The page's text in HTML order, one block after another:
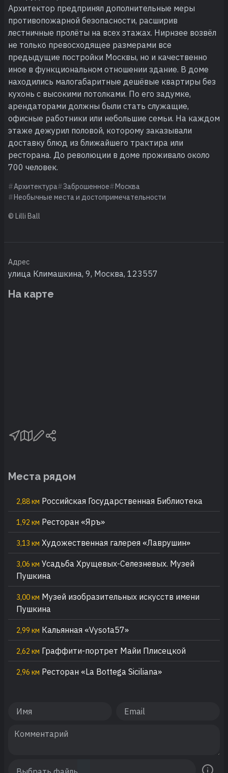
Архитектор предпринял дополнительные меры
противопожарной безопасности, расширив
лестничные пролёты на всех этажах. Нирнзее возвёл
не только превосходящее размерами все
предыдущие постройки Москвы, но и качественно
иное в функциональном отношении здание. В доме
находились малогабаритные дешёвые квартиры без
кухонь с высокими потолками. По его задумке,
арендаторами должны были стать служащие,
офисные работники или небольшие семьи. На каждом
этаже дежурил половой, которому заказывали
доставку блюд из ближайшего трактира или
ресторана. До революции в доме проживало около
700 человек.
Архитектура Заброшенное
Москва
Необычные места и достопримечательности
© Lilli Ball
Адрес
улица Климашкина, 9, Москва, 123557
На карте
Места рядом
2,88 км Российская Государственная Библиотека
1,92 км Ресторан «Яръ»
3,13 км Художественная галерея «Лаврушин»
3,06 км Усадьба Хрущевых-Селезневых. Музей
Пушкина
3,00 км Музей изобразительных искусств имени
Пушкина
2,99 км Кальянная «Vysota57»
2,62 км Граффити-портрет Майи Плисецкой
2,96 км Ресторан «La Bottega Siciliana»